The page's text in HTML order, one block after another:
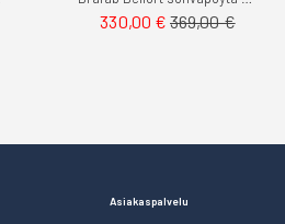
330,00 € 369,00 €
Asiakaspalvelu